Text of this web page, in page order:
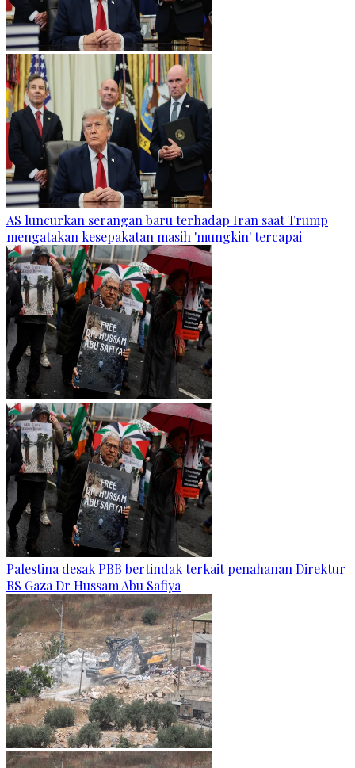
AS luncurkan serangan baru terhadap Iran saat Trump
mengatakan kesepakatan masih 'mungkin' tercapai
Palestina desak PBB bertindak terkait penahanan Direktur
RS Gaza Dr Hussam Abu Safiya